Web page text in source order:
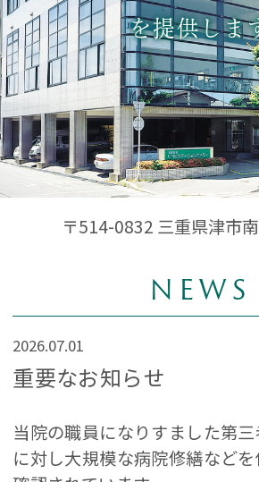
を提供しま
〒514-0832 三重県津市
NEWS
2026.07.01
重要なお知らせ
当院の職員になりすました第
に対し大規模な病院修繕など